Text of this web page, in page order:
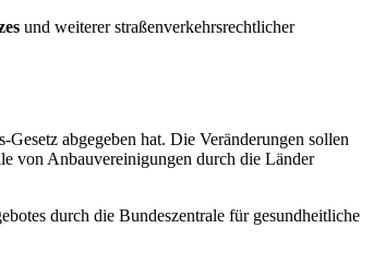
und weiterer straßenverkehrsrechtlicher
abgegeben hat. Die Veränderungen sollen
von Anbauvereinigungen durch die Länder
durch die Bundeszentrale für gesundheitliche